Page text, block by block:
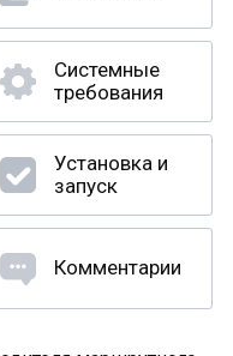
Системные
требования
Установка и
запуск
Комментарии